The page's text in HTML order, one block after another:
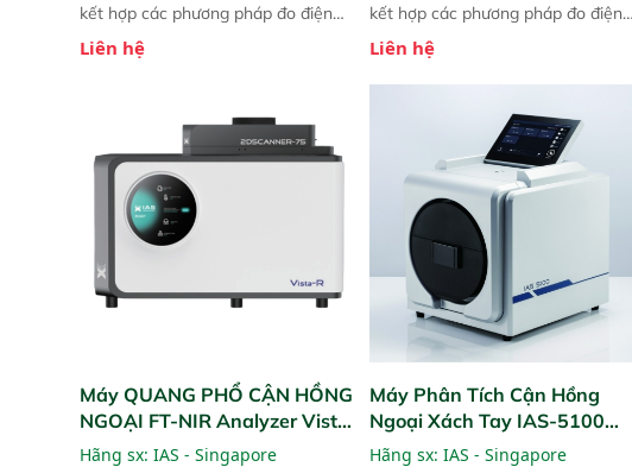
kết hợp các phương pháp đo điện
thế Zeta đã được chứng minh với sự
đơn giản tuyệt vời trong thao tác và
trước đó. Nhưng so với các phiên
bản trước, FPA touch! nhỏ hơn và
nhẹ hơn đáng kể, đồng thời được
nâng cấp với các tính năng mới.
Liên hệ
kết hợp các phương pháp đo điện
thế Zeta đã được chứng minh với sự
đơn giản tuyệt vời trong thao tác và
vận hành của các phiên bản FPA
trước đó. Nhưng so với các phiên
bản trước, FPA touch! nhỏ hơn và
nhẹ hơn đáng kể, đồng thời được
nâng cấp với các tính năng mới.
Liên hệ
Máy QUANG PHỔ CẬN HỒNG
NGOẠI FT-NIR Analyzer Vista-
R
Hãng sx: IAS - Singapore
Máy Phân Tích Cận Hồng
Ngoại Xách Tay IAS-5100
(Portable NIR Analyzer)
Hãng sx: IAS - Singapore